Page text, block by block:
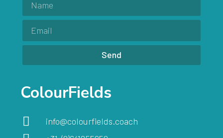
Send
ColourFields
info@colourfields.coach